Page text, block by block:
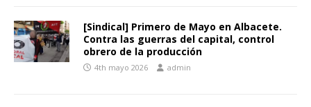
[Sindical] Primero de Mayo en Albacete.
Contra las guerras del capital, control
obrero de la producción
4th mayo 2026 admin